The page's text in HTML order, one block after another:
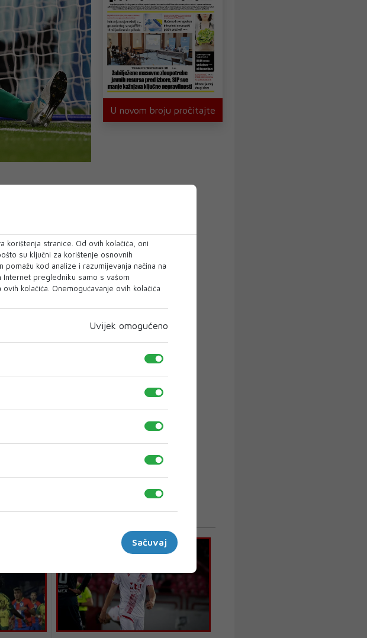
za susrete u
test za
bit će teže
ostanemo zdravi
za
dobro doći da se
bismo pobijedili
dok Poljake
U novom broju pročitajte
korištenja stranice. Od ovih kolačića, oni
su ključni za korištenje osnovnih
kod analize i razumijevanja načina na
Internet pregledniku samo s vašom
kolačića. Onemogućavanje ovih kolačića
Uvijek omogućeno
Sačuvaj